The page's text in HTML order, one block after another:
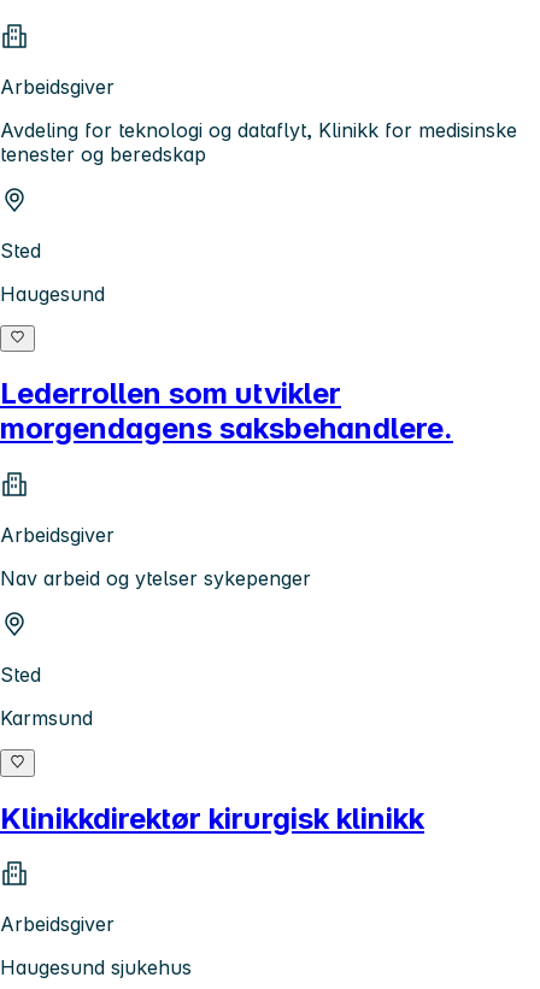
Arbeidsgiver
Avdeling for teknologi og dataflyt, Klinikk for medisinske
tenester og beredskap
Sted
Haugesund
Lederrollen som utvikler
morgendagens saksbehandlere.
Arbeidsgiver
Nav arbeid og ytelser sykepenger
Sted
Karmsund
Klinikkdirektør kirurgisk klinikk
Arbeidsgiver
Haugesund sjukehus